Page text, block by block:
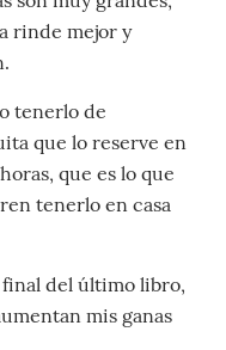
rinde mejor y
tenerlo de
que lo reserve en
que es lo que
tenerlo en casa
del último libro,
mis ganas